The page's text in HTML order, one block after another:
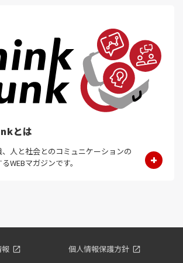
とは
人と社会とのコミュニケーションの
WEBマガジンです。
個人情報保護方針